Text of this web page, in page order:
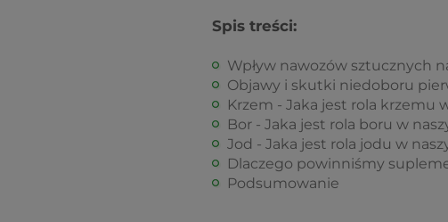
Spis treści:
Wpływ nawozów sztucznych
Objawy i skutki niedoboru
Krzem - Jaka jest rola krzemu
Bor - Jaka jest rola boru w
Jod - Jaka jest rola jodu w
Dlaczego powinniśmy
Podsumowanie